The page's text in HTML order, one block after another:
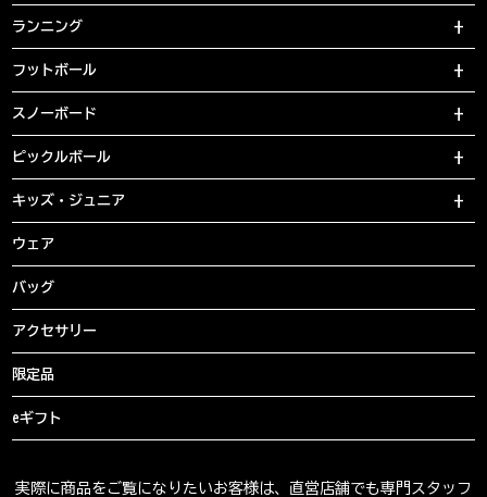
ランニング
フットボール
スノーボード
ピックルボール
キッズ・ジュニア
ウェア
バッグ
アクセサリー
限定品
eギフト
実際に商品をご覧になりたいお客様は、直営店舗でも専門スタッフ